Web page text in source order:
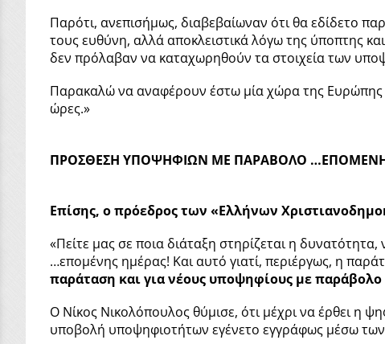
Παρότι, ανεπισήμως, διαβεβαίωναν ότι θα εδίδετο
τους ευθύνη, αλλά αποκλειστικά λόγω της ύποπτης
δεν πρόλαβαν να καταχωρηθούν τα στοιχεία των
Παρακαλώ να αναφέρουν έστω μία χώρα της Ευρώπης
ώρες.»
ΠΡΟΣΘΕΣΗ ΥΠΟΨΗΦΙΩΝ ΜΕ ΠΑΡΑΒΟΛΟ
Επίσης, ο πρόεδρος των «Ελλήνων
«Πείτε μας σε ποια διάταξη στηρίζεται η
…επομένης ημέρας! Και αυτό γιατί, περιέργως, η
παράταση και για νέους υποψηφίους με
Ο Νίκος Νικολόπουλος θύμισε, ότι μέχρι να έρθει η
υποβολή υποψηφιοτήτων εγένετο εγγράφως μέσω των